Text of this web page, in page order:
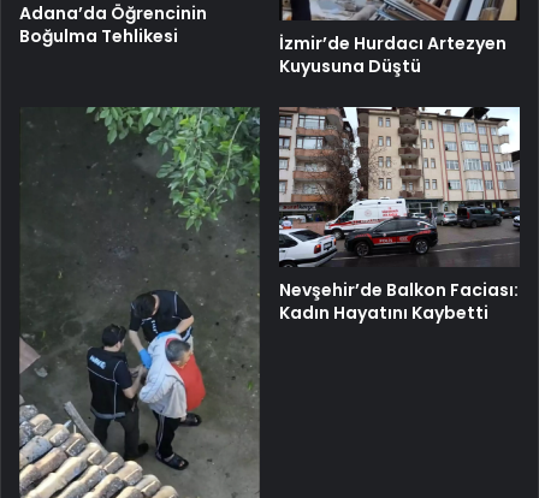
Adana’da Öğrencinin
Boğulma Tehlikesi
İzmir’de Hurdacı Artezyen
Kuyusuna Düştü
Nevşehir’de Balkon Faciası:
Kadın Hayatını Kaybetti